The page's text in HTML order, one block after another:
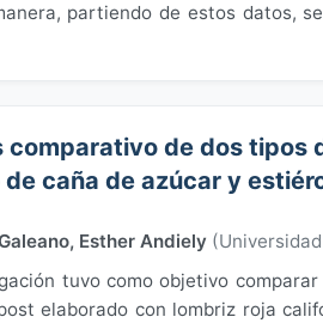
partiendo de estos datos,
comparativo de dos tipos
de caña de azúcar y
Esther Andiely (
tuvo como objetivo
elaborado con lombriz roja